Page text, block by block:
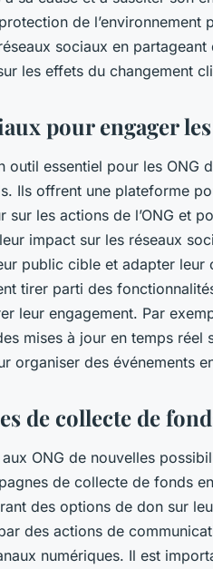
de l’environnement
sociaux en
les effets du changement
pour engager
outil essentiel pour les ONG
Ils offrent une plateforme
sur les actions de l’ONG et
impact sur les réseaux
public cible et adapter leur
tirer parti des
leur engagement. Par
mises à jour en temps réel
organiser des événements
de collecte de
ONG de nouvelles
de collecte de fonds
des options de don sur
des actions de
numériques. Il est